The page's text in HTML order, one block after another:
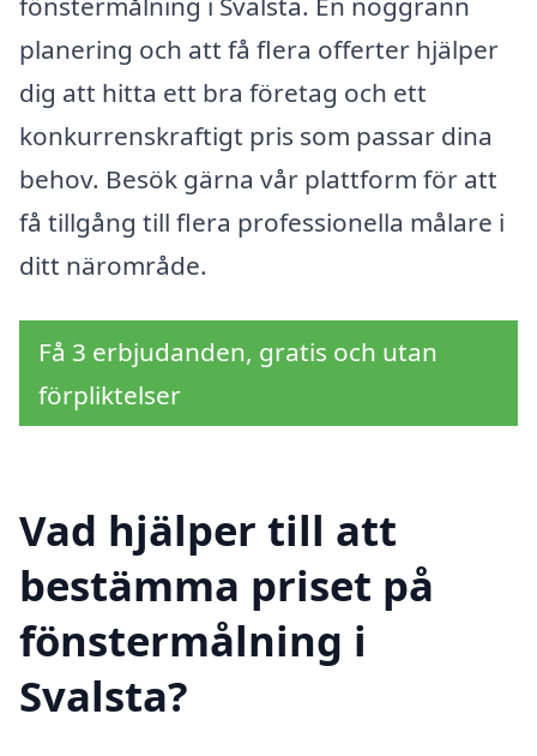
planering och att få flera offerter hjälper
dig att hitta ett bra företag och ett
konkurrenskraftigt pris som passar dina
behov. Besök gärna vår plattform för att
få tillgång till flera professionella målare i
ditt närområde.
Få 3 erbjudanden, gratis och utan
förpliktelser
Vad hjälper till att
bestämma priset på
fönstermålning i
Svalsta?